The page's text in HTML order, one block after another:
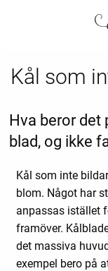
Kål som
Hva beror det
blad, og ikke
Kål som inte
blom. Något har
anpassas istället
framöver.
det massiva
exempel bero på